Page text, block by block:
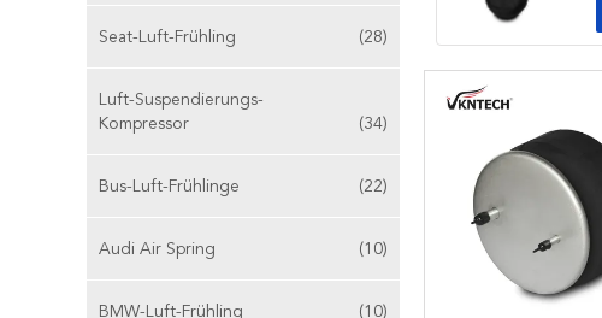
Seat-Luft-Frühling (28)
Luft-Suspendierungs-
Kompressor
(34)
Bus-Luft-Frühlinge (22)
Audi Air Spring (10)
BMW-Luft-Frühling (10)